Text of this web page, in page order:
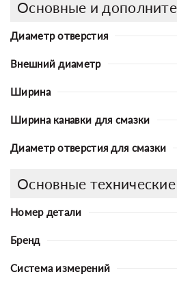
Основные и
Диаметр отверстия
Внешний диаметр
Ширина
Ширина канавки для смазки
Диаметр отверстия для смазки
Основные
Номер детали
Бренд
Система измерений